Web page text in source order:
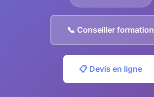
📞 Conseiller formation
📋 Devis en ligne